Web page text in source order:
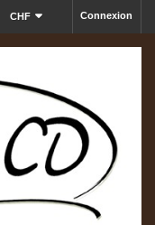
Connexion
CHF